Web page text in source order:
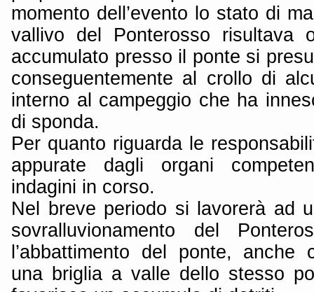
momento dell’evento lo stato di
vallivo del Ponterosso risultava
accumulato presso il ponte si
conseguentemente al crollo di
interno al campeggio che ha
di sponda.
Per quanto riguarda le
appurate dagli organi
indagini in corso.
Nel breve periodo si lavorerà ad
sovralluvionamento del
l’abbattimento del ponte, anche
una briglia a valle dello stesso